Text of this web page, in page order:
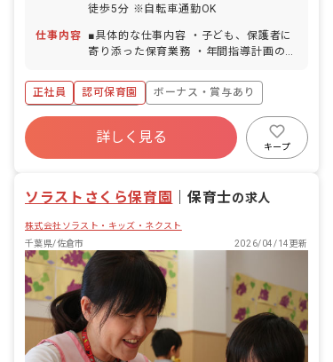
徒歩5分 ※自転車通勤OK
仕事内容
■具体的な仕事内容 ・子ども、保護者に
寄り添った保育業務 ・年間指導計画の作
＜クラス定員＞ 0歳児クラス 6名 1歳
児クラス 12名 2歳児クラス 13名 3歳
児クラス 13名 4歳児クラス 13名 5歳
児クラス 13名 ■保育への想い 「もう
一つの家」をコンセプトに、落ち着いた
雰囲気や木のぬくもりを感じるような環
年齢保育の実施などを通して一人ひとり
ています。 AIAIが考える「保育の質」
は、一人ひとりの子どもに合わせた保育
です。子どもの発達段階に合わせて保育
を個別化し、興味・関心に合わせて遊び
の個性を大切にします。小学校への就学
支援にも力を入れており、3歳～5歳の子
どもに就学前教育プログラム（楽しみな
がら学ぶ思考教育）を段階的に提供しま
す。
正社員 認可保育園
ボーナス・賞与あり
年間休日120日以上
寮・住宅・家賃補助あり
社会保険完備
詳しく見る
キープ
ソラストさくら保育園 ｜保育士の求人
株式会社ソラスト・キッズ・ネクスト
千葉県/佐倉市
2026/04/14更新